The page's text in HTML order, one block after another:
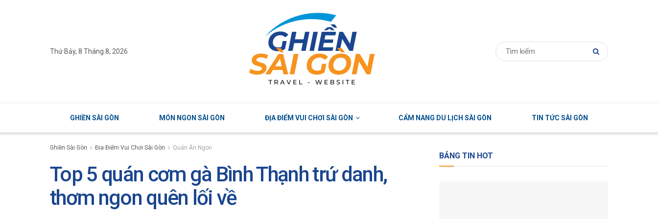
Thứ Bảy, 8 Tháng 8, 2026
GHIỀN SÀI GÒN MÓN NGON SÀI GÒN ĐỊA ĐIỂM VUI CHƠI SÀI GÒN CẨM NANG DU LỊCH SÀI GÒN TIN TỨC SÀI GÒN
Ghiền Sài Gòn Địa Điểm Vui Chơi Sài Gòn Quán Ăn Ngon
Top 5 quán cơm gà Bình Thạnh trứ danh,
thơm ngon quên lối về
BẢNG TIN HOT